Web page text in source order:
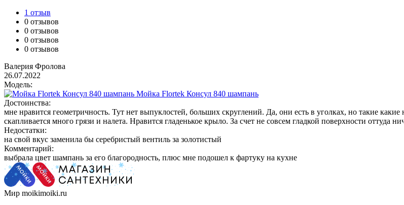
1 отзыв
0 отзывов
0 отзывов
0 отзывов
0 отзывов
Валерия Фролова
26.07.2022
Модель:
Мойка Flortek Консул 840 шампань
Достоинства:
мне нравится геометричность. Тут нет выпуклостей, больших скруглений. Да, они есть в уголках, но такие
скапливается много грязи и налета. Нравится гладенькое крыло. За счет не совсем гладкой поверхности оттуда
Недостатки:
на свой вкус заменила бы серебристый вентиль за золотистый
Комментарий:
выбрала цвет шампань за его благородность, плюс мне подошел к фартуку на кухне
Мир moikimoiki.ru